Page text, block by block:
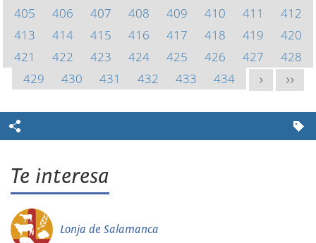
405
406 407 408 409 410 411
412
413
414 415 416 417 418 419
420
421
422 423 424 425 426 427
428
429
430 431 432 433 434 > >>
Te interesa
Lonja de Salamanca